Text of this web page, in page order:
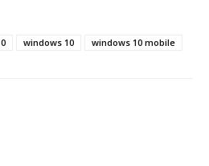
windows 10 windows 10 mobile